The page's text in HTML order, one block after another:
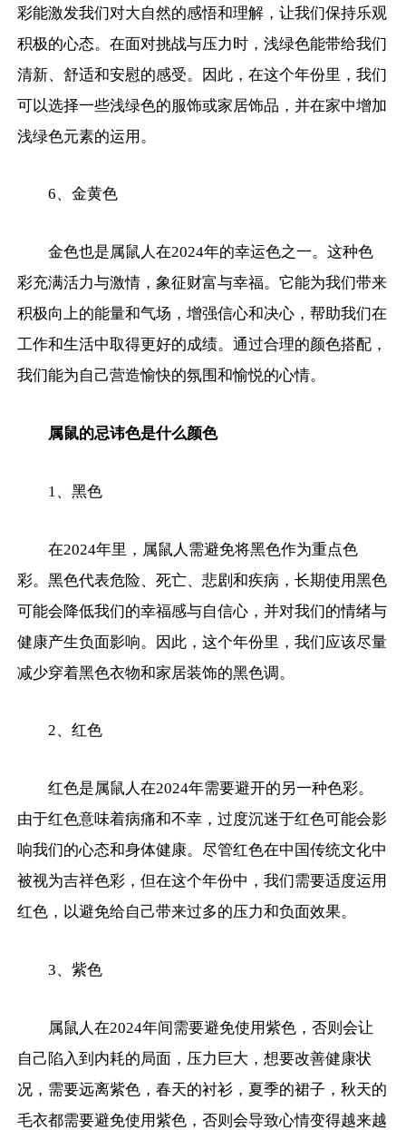
彩能激发我们对大自然的感悟和理解，让我们保持乐观
积极的心态。在面对挑战与压力时，浅绿色能带给我们
清新、舒适和安慰的感受。因此，在这个年份里，我们
可以选择一些浅绿色的服饰或家居饰品，并在家中增加
浅绿色元素的运用。
6、金黄色
金色也是属鼠人在2024年的幸运色之一。这种色
彩充满活力与激情，象征财富与幸福。它能为我们带来
积极向上的能量和气场，增强信心和决心，帮助我们在
工作和生活中取得更好的成绩。通过合理的颜色搭配，
我们能为自己营造愉快的氛围和愉悦的心情。
属鼠的忌讳色是什么颜色
1、黑色
在2024年里，属鼠人需避免将黑色作为重点色
彩。黑色代表危险、死亡、悲剧和疾病，长期使用黑色
可能会降低我们的幸福感与自信心，并对我们的情绪与
健康产生负面影响。因此，这个年份里，我们应该尽量
减少穿着黑色衣物和家居装饰的黑色调。
2、红色
红色是属鼠人在2024年需要避开的另一种色彩。
由于红色意味着病痛和不幸，过度沉迷于红色可能会影
响我们的心态和身体健康。尽管红色在中国传统文化中
被视为吉祥色彩，但在这个年份中，我们需要适度运用
红色，以避免给自己带来过多的压力和负面效果。
3、紫色
属鼠人在2024年间需要避免使用紫色，否则会让
自己陷入到内耗的局面，压力巨大，想要改善健康状
况，需要远离紫色，春天的衬衫，夏季的裙子，秋天的
毛衣都需要避免使用紫色，否则会导致心情变得越来越